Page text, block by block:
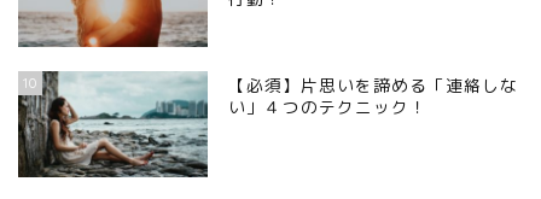
10
【必須】片思いを諦める「連絡しな
い」４つのテクニック！